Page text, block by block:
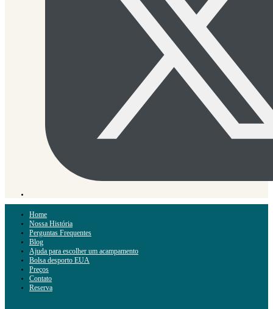
Home
Nossa História
Perguntas Frequentes
Blog
Ajuda para escolher um acampamento
Bolsa desporto EUA
Preços
Contato
Reserva